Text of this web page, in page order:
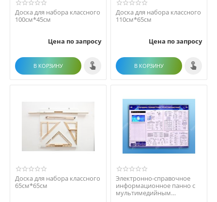
Доска для набора классного
100см*45см
Цена по запросу
В КОРЗИНУ
Доска для набора классного
110см*65см
Цена по запросу
В КОРЗИНУ
Доска для набора классного
65см*65см
Электронно-справочное
информационное панно с
мультимедийным